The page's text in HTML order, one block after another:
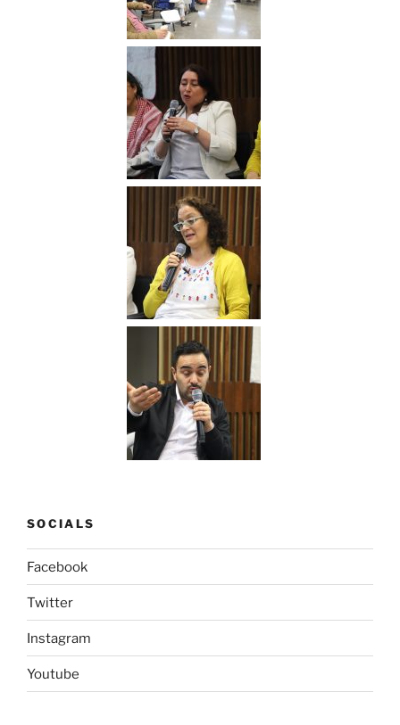
SOCIALS
Facebook
Twitter
Instagram
Youtube